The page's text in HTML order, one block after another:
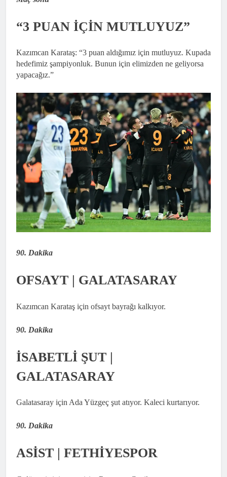
“3 PUAN İÇİN MUTLUYUZ”
Kazımcan Karataş: “3 puan aldığımız için mutluyuz. Kupada
hedefimiz şampiyonluk. Bunun için elimizden ne geliyorsa
yapacağız.”
90. Dakika
OFSAYT | GALATASARAY
Kazımcan Karataş için ofsayt bayrağı kalkıyor.
90. Dakika
İSABETLİ ŞUT |
GALATASARAY
Galatasaray için Ada Yüzgeç şut atıyor. Kaleci kurtarıyor.
90. Dakika
ASİST | FETHİYESPOR